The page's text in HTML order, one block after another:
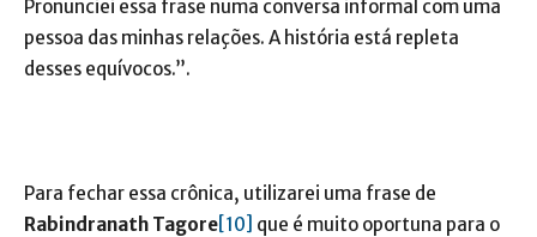
Pronunciei essa frase numa conversa informal com uma
pessoa das minhas relações. A história está repleta
desses equívocos.”.
Para fechar essa crônica, utilizarei uma frase de
Rabindranath Tagore[10] que é muito oportuna para o